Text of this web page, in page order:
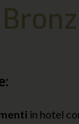
in hotel